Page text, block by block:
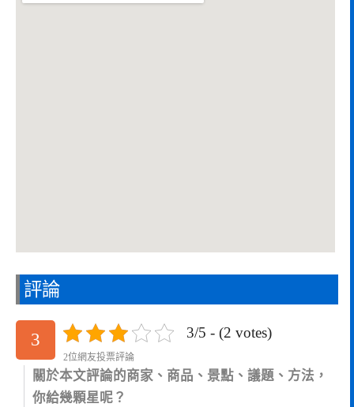
評論
3 3/5 - (2 votes)
2位網友投票評論
關於本文評論的商家、商品、景點、議題、方法，
你給幾顆星呢？